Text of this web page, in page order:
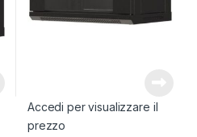
Accedi per visualizzare il
prezzo